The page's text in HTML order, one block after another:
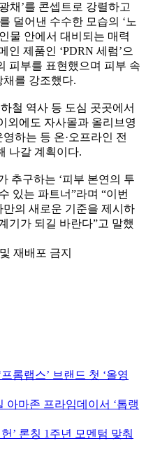
채’를 콘셉트로 강렬하고
덜어낸 수수한 모습의 ‘노
물 안에서 대비되는 매력
인 제품인 ‘PDRN 세럼’으
피부를 표현했으며 피부 속
를 강조했다.
철 역사 등 도심 곳곳에서
외에도 자사몰과 올리브영
하는 등 온·오프라인 전
나갈 계획이다.
추구하는 ‘피부 본연의 투
있는 파트너”라며 “이번
의 새로운 기준을 제시하
기가 되길 바란다”고 말했
재배포 금지
롬랩스’ 브랜드 첫 ‘올영
아마존 프라임데이서 ‘톱랭
’ 론칭 1주년 모멘텀 맞춰